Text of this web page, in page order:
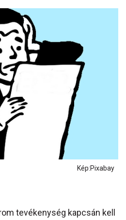
Kép:Pixabay
tevékenység kapcsán kell